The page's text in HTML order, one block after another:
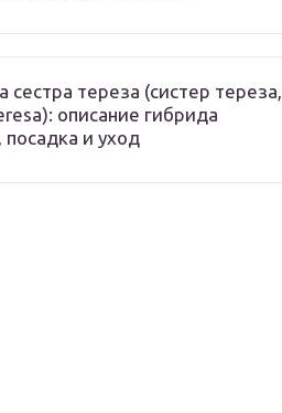
сестра тереза (систер тереза,
описание гибрида
посадка и уход